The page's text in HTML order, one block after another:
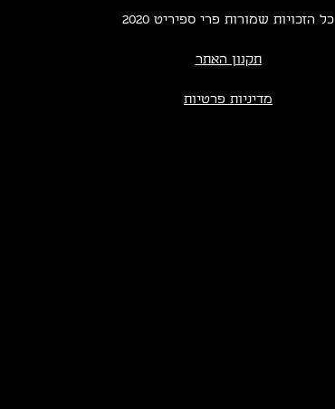
כל הזכויות שמורות פרי ספיריט 2020
תקנון האתר
מדיניות פרטיות